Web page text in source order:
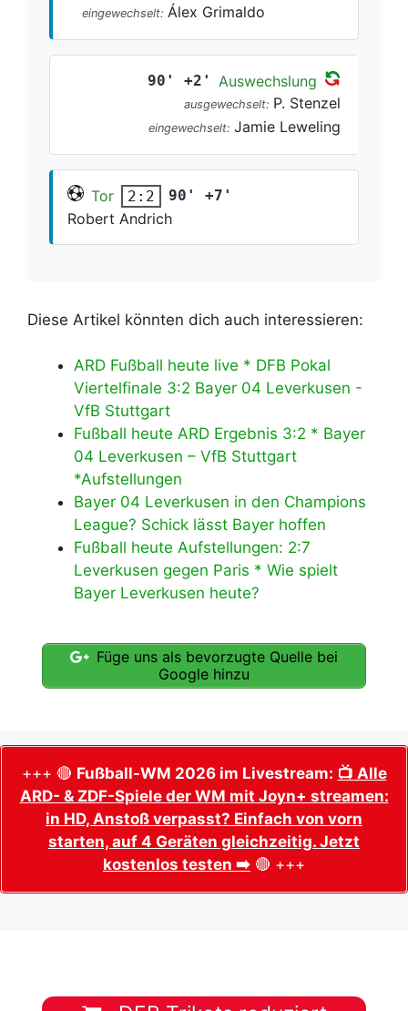
eingewechselt: Álex Grimaldo
90' +2' Auswechslung
ausgewechselt: P. Stenzel
eingewechselt: Jamie Leweling
Tor 2:2 90' +7'
Robert Andrich
Diese Artikel könnten dich auch interessieren:
ARD Fußball heute live * DFB Pokal
Viertelfinale 3:2 Bayer 04 Leverkusen -
VfB Stuttgart
Fußball heute ARD Ergebnis 3:2 * Bayer
04 Leverkusen – VfB Stuttgart
*Aufstellungen
Bayer 04 Leverkusen in den Champions
League? Schick lässt Bayer hoffen
Fußball heute Aufstellungen: 2:7
Leverkusen gegen Paris * Wie spielt
Bayer Leverkusen heute?
Füge uns als bevorzugte Quelle bei
Google hinzu
+++ 🔴 Fußball-WM 2026 im Livestream: 📺 Alle
ARD- & ZDF-Spiele der WM mit Joyn+ streamen:
in HD, Anstoß verpasst? Einfach von vorn
starten, auf 4 Geräten gleichzeitig. Jetzt
kostenlos testen ➡️ 🔴 +++